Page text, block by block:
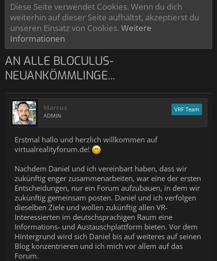
Diese Seite verwendet Cookies. Wenn du dich
weiterhin auf dieser Seite aufhältst, akzeptierst du
unseren Einsatz von Cookies. Weitere
Informationen
AN ALLE BLOCULUS-
NEUANKÖMMLINGE...
Marcus
ADMIN
VRF Team
Erstmal hallo und herzlich willkommen auf
virtualrealityforum.de!
Nachdem Daniel und ich vereinbart haben, dass wir
zukünftig enger zusammenarbeiten, war eine der ersten
Entscheidungen, nur ein Forum aufzubauen, in dem wir
zukünftig gemeinsam posten. Daniel und ich verfolgen
dieselben Ziele und wollen zukünftig allen VR-
Interessierten im deutschsprachigen Raum eine
Informations- und Austauschplattform bieten. Vor dem
Hintergrund wird sich Daniel bis auf weiteres auf seinen
Blog konzentrieren und ich mich vor allem auf das
Forum.